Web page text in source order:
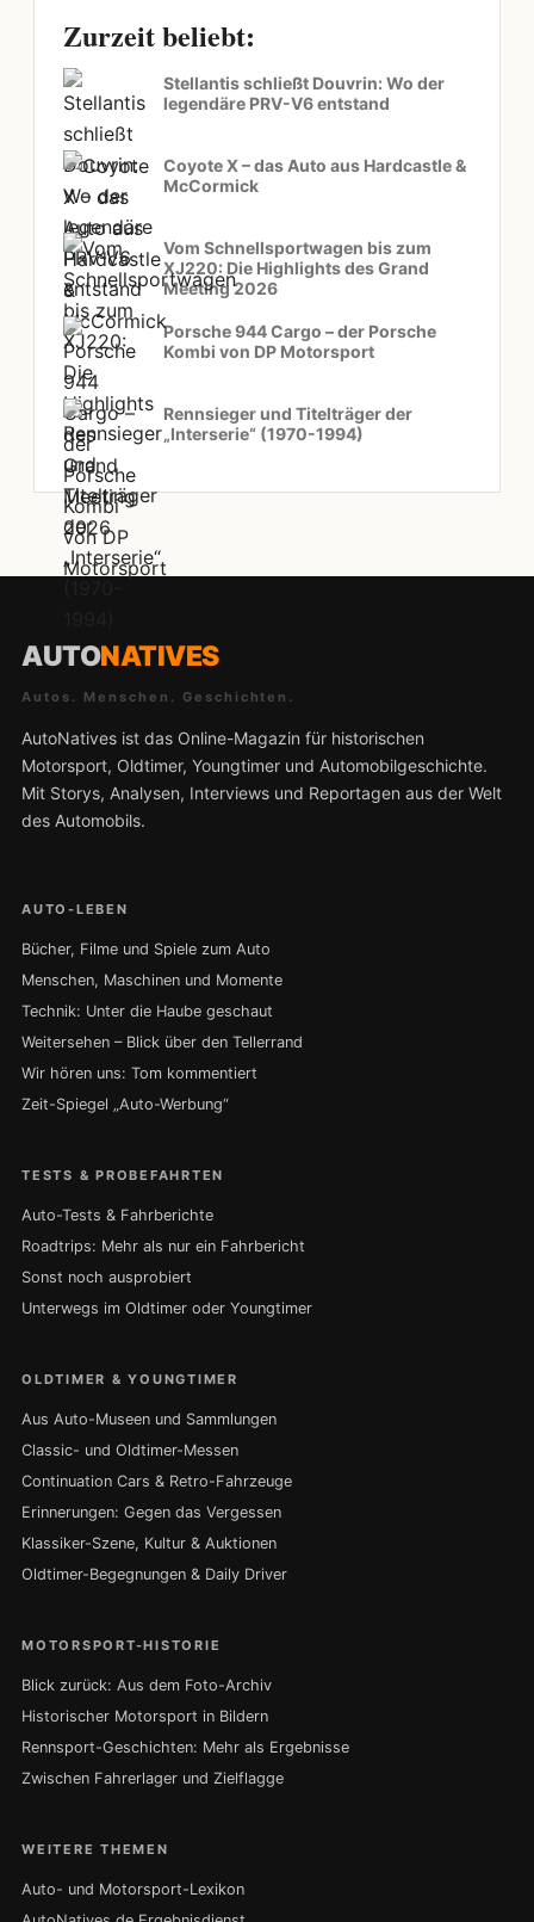
Zurzeit beliebt:
Stellantis schließt Douvrin: Wo der
legendäre PRV-V6 entstand
Coyote X – das Auto aus Hardcastle &
McCormick
Vom Schnellsportwagen bis zum
XJ220: Die Highlights des Grand
Meeting 2026
Porsche 944 Cargo – der Porsche
Kombi von DP Motorsport
Rennsieger und Titelträger der
„Interserie“ (1970-1994)
AUTONATIVES
Autos. Menschen. Geschichten.
AutoNatives ist das Online-Magazin für historischen
Motorsport, Oldtimer, Youngtimer und Automobilgeschichte.
Mit Storys, Analysen, Interviews und Reportagen aus der Welt
des Automobils.
AUTO-LEBEN
Bücher, Filme und Spiele zum Auto
Menschen, Maschinen und Momente
Technik: Unter die Haube geschaut
Weitersehen – Blick über den Tellerrand
Wir hören uns: Tom kommentiert
Zeit-Spiegel „Auto-Werbung“
TESTS & PROBEFAHRTEN
Auto-Tests & Fahrberichte
Roadtrips: Mehr als nur ein Fahrbericht
Sonst noch ausprobiert
Unterwegs im Oldtimer oder Youngtimer
OLDTIMER & YOUNGTIMER
Aus Auto-Museen und Sammlungen
Classic- und Oldtimer-Messen
Continuation Cars & Retro-Fahrzeuge
Erinnerungen: Gegen das Vergessen
Klassiker-Szene, Kultur & Auktionen
Oldtimer-Begegnungen & Daily Driver
MOTORSPORT-HISTORIE
Blick zurück: Aus dem Foto-Archiv
Historischer Motorsport in Bildern
Rennsport-Geschichten: Mehr als Ergebnisse
Zwischen Fahrerlager und Zielflagge
WEITERE THEMEN
Auto- und Motorsport-Lexikon